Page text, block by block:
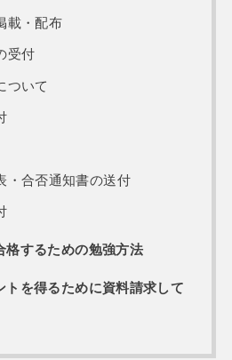
載・配布
受付
ついて
・合否通知書の送付
格するための勉強方法
トを得るために資料請求して